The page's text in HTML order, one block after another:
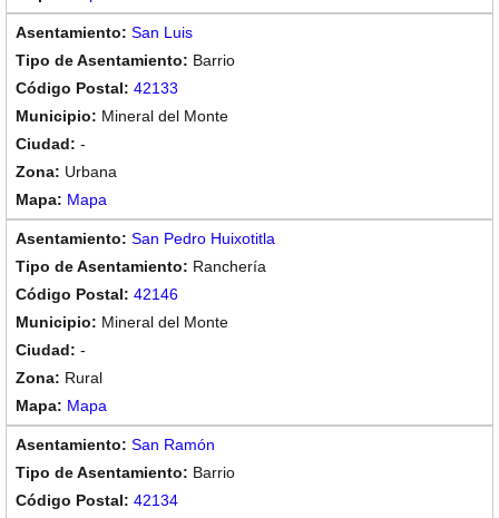
San Luis
Barrio
42133
Mineral del Monte
-
Urbana
Mapa
San Pedro Huixotitla
Ranchería
42146
Mineral del Monte
-
Rural
Mapa
San Ramón
Barrio
42134